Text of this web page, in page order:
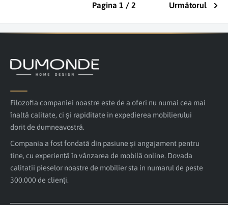
Pagina 1 / 2 Următorul
Filozofia companiei noastre este de a oferi nu numai cea mai
înaltă calitate, ci și rapiditate in expedierea mobilierului
dorit de dumneavostră.
Compania a fost fondată din pasiune și angajament pentru
tine, cu experiență în vânzarea de mobilă online. Dovada
calitatii pieselor noastre de mobilier sta in numarul de peste
300.000 de clienți.